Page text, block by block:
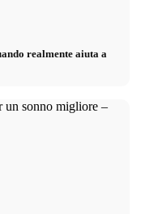
realmente aiuta a